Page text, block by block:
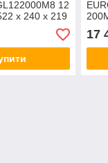
12
х 240 х 219
240
Q1/
17